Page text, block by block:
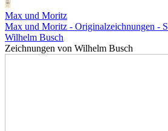
Max und Moritz
Max und Moritz - Originalzeichnungen -
Wilhelm Busch
Zeichnungen von Wilhelm Busch